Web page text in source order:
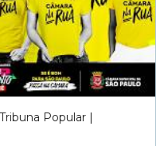
Popular |